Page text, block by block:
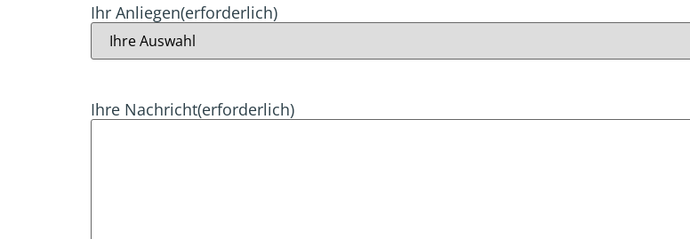
Ihr Anliegen(erforderlich)
Ihre Nachricht(erforderlich)